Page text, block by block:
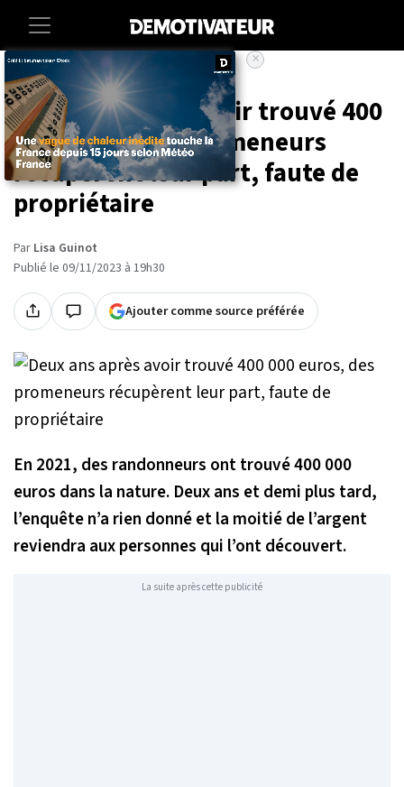
Accueil Societe
Deux ans après avoir trouvé 400
000 euros, des promeneurs
récupèrent leur part, faute de
propriétaire
Par Lisa Guinot
Publié le 09/11/2023 à 19h30
Ajouter comme source préférée
En 2021, des randonneurs ont trouvé 400 000
euros dans la nature. Deux ans et demi plus tard,
l’enquête n’a rien donné et la moitié de l’argent
reviendra aux personnes qui l’ont découvert.
La suite après cette publicité
×